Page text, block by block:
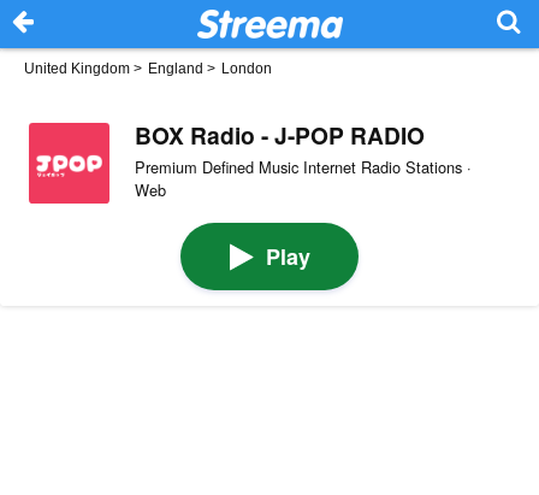
United Kingdom > England > London
BOX Radio - J-POP RADIO
Premium Defined Music Internet Radio Stations ·
Web
Play